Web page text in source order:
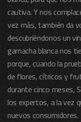
cautiva. Y nos
vez más, también da
descubriéndonos un
garnacha blanca nos
porque, cuando la
de flores, cítricos y
durante cinco meses,
los expertos, a la vez
nuevos consumidores.